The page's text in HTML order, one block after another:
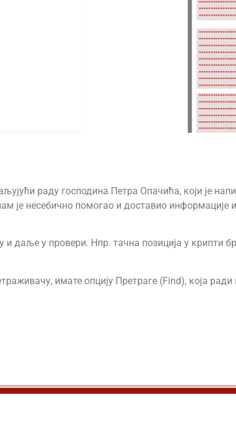
раду господина Петра Опачића, који је
је несебично помогао и доставио информације
и даље у провери. Нпр. тачна позиција у крипти
имате опцију Претраге (Find), која